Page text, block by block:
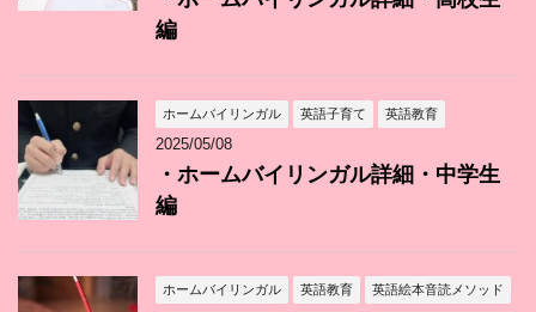
編
ホームバイリンガル 英語子育て 英語教育
2025/05/08
・ホームバイリンガル詳細・中学生
編
ホームバイリンガル 英語教育 英語絵本音読メソッド